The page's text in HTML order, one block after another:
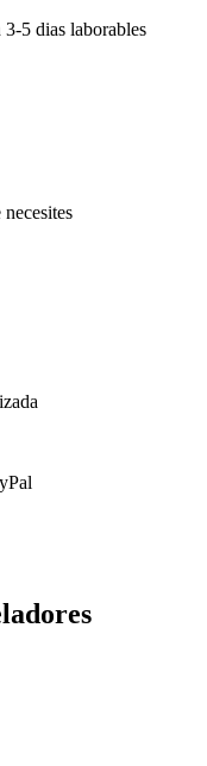
3-5 dias laborables